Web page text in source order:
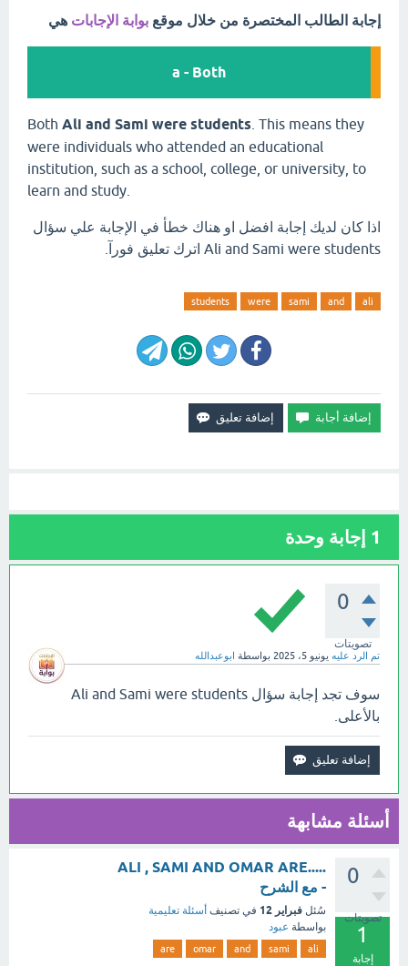
إجابة الطالب المختصرة من خلال موقع بوابة الإجابات هي
a - Both
Both Ali and Sami were students . This means they
were individuals who attended an educational
institution, such as a school, college, or university, to
learn and study.
اذا كان لديك إجابة افضل او هناك خطأ في الإجابة علي سؤال
Ali and Sami were students اترك تعليق فورآ.
ali
and
sami
were
students
1 إجابة وحدة
0
تصويتات
تم الرد عليه يونيو 5، 2025 بواسطة ابوعبدالله
سوف تجد إجابة سؤال Ali and Sami were students
بالأعلى.
أسئلة مشابهة
0
تصويتات
1
إجابة
.....ALI , SAMI AND OMAR ARE
- مع الشرح
سُئل فبراير 12 في تصنيف أسئلة تعليمية
بواسطة عبود
ali
sami
and
omar
are